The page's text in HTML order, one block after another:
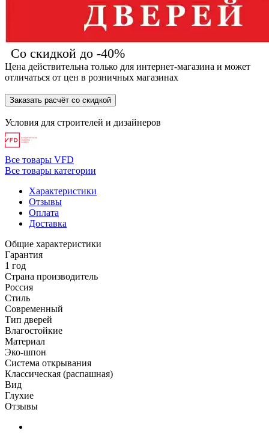
Со скидкой до -40%
Цена действительна только для интернет-магазина и может
отличаться от цен в розничных магазинах
Заказать расчёт со скидкой
Условия для строителей и дизайнеров
Все товары VFD
Все товары категории
Характеристики
Отзывы
Оплата
Доставка
Общие характеристики
Гарантия
1 год
Страна производитель
Россия
Стиль
Современный
Тип дверей
Влагостойкие
Материал
Эко-шпон
Система открывания
Классическая (распашная)
Вид
Глухие
Отзывы